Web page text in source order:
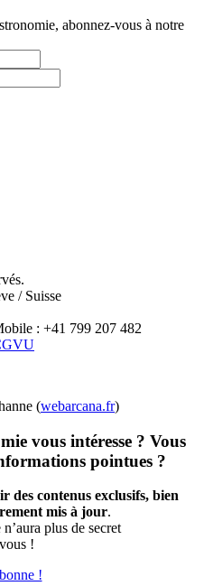
abonnez-vous à notre
X
/ Suisse
: +41 799 207 482
(webarcana.fr)
vous intéresse ? Vous
pointues ?
des contenus exclusifs, bien
mis à jour.
plus de secret
!
!